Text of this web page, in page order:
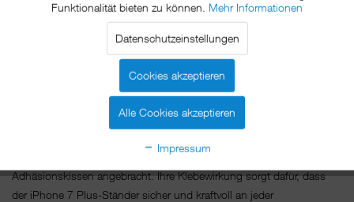
Der xMount Static ist der aufs Wesentliche reduzierte Design-iPhone
7 Plus-Ständer. Der smarte Aluminumständer saugt sich mit seinen
Gel-Adhäsionsfüßen an jeder Oberfläche fest. Das iPhone 7 Plus
selbst wird auf eine ähnliche Adhäsionsplatte gedrückt. So lässt es
sich gut sichtbar auf jedem Tisch oder Tresen platzieren, bei Bedarf
sicher und schwer in der Hand. Unter dem Fuss sind zwei Gel-
Adhäsionskissen angebracht. Ihre Klebewirkung sorgt dafür, dass
der iPhone 7 Plus-Ständer sicher und kraftvoll an jeder
Funktionalität bieten zu können. Mehr Informationen
Datenschutzeinstellungen
Cookies akzeptieren
Alle Cookies akzeptieren
Impressum